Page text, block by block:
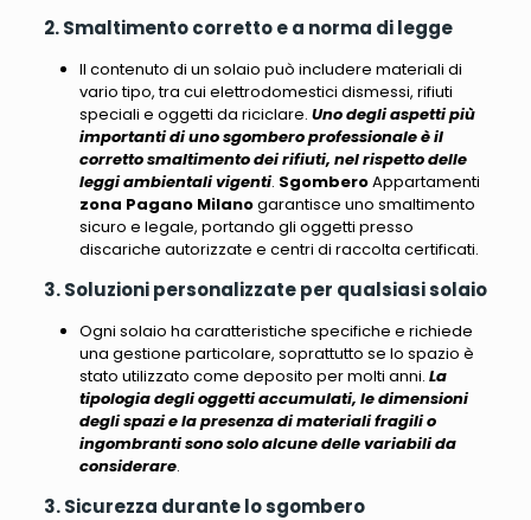
2. Smaltimento corretto e a norma di legge
Il contenuto di un solaio può includere materiali di
vario tipo, tra cui elettrodomestici dismessi, rifiuti
speciali e oggetti da riciclare. Uno degli aspetti più
importanti di uno sgombero professionale è il
corretto smaltimento dei rifiuti, nel rispetto delle
leggi ambientali vigenti. SgomberoAppartamenti
zona Pagano Milanogarantisce uno smaltimento
sicuro e legale, portando gli oggetti presso
discariche autorizzate e centri di raccolta certificati.
3. Soluzioni personalizzate per qualsiasi solaio
Ogni solaio ha caratteristiche specifiche e richiede
una gestione particolare, soprattutto se lo spazio è
stato utilizzato come deposito per molti anni. La
tipologia degli oggetti accumulati, le dimensioni
degli spazi e la presenza di materiali fragili o
ingombranti sono solo alcune delle variabili da
considerare.
3. Sicurezza durante lo sgombero